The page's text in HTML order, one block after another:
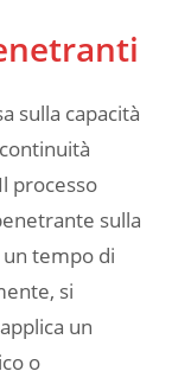
sulla capacità
processo
sulla
tempo di
si
un
o